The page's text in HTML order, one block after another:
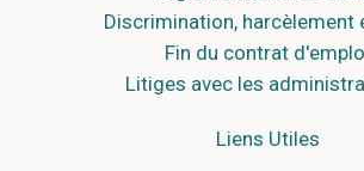
Discrimination, harcèlement
Fin du contrat
Litiges avec les
Liens Utiles